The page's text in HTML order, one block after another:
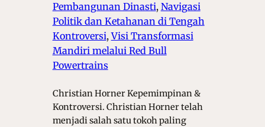
Pembangunan Dinasti, Navigasi
Politik dan Ketahanan di Tengah
Kontroversi, Visi Transformasi
Mandiri melalui Red Bull
Powertrains
Christian Horner Kepemimpinan &
Kontroversi. Christian Horner telah
menjadi salah satu tokoh paling